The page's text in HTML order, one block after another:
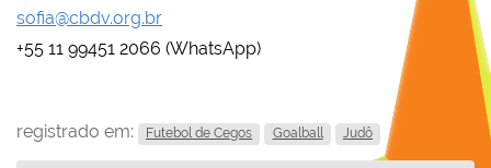
sofia@cbdv.org.br
+55 11 99451 2066 (WhatsApp)
registrado em: Futebol de Cegos Goalball Judô